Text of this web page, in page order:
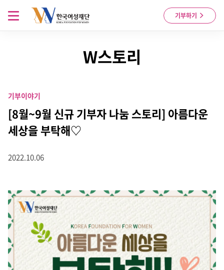
Skip to content
기부하기
메뉴 열기
W스토리
기부이야기
[8월~9월 신규 기부자 나눔 스토리] 아름다운
세상을 부탁해♡
2022.10.06